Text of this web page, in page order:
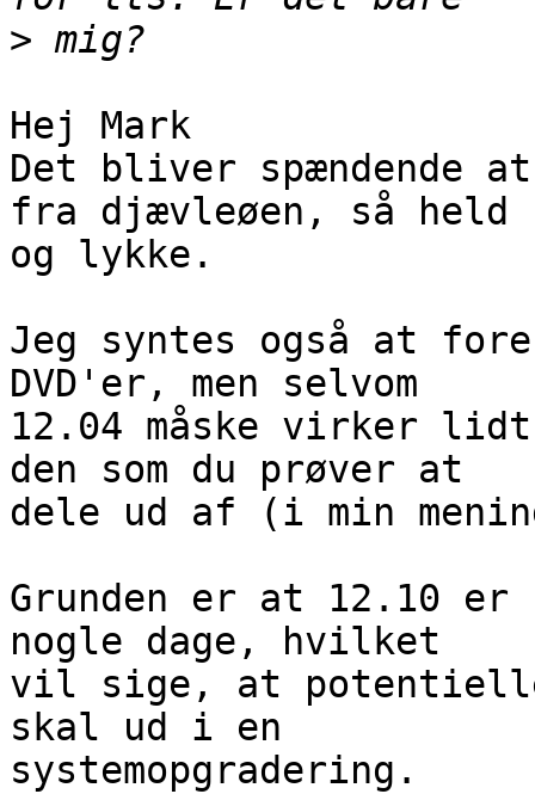
>
Hej Mark
Det bliver spændende
fra djævleøen, så held
og lykke.
Jeg syntes også at
DVD'er, men selvom
12.04 måske virker
den som du prøver at
dele ud af (i min
Grunden er at 12.10 er
nogle dage, hvilket
vil sige, at
skal ud i en
systemopgradering.